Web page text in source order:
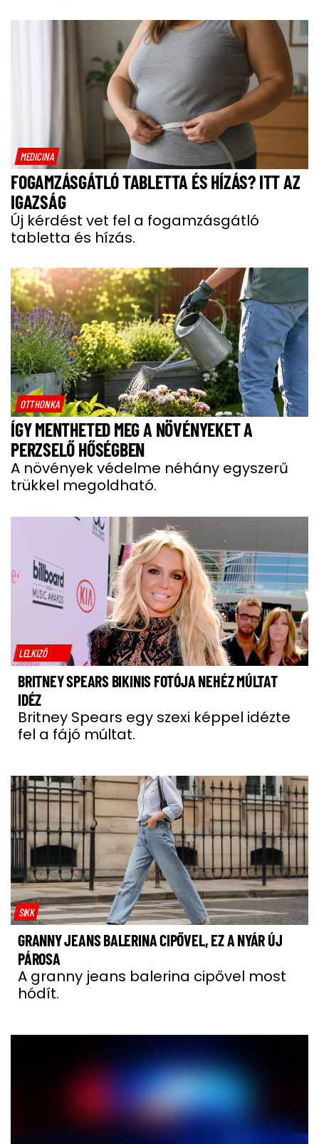
MEDICINA
FOGAMZÁSGÁTLÓ TABLETTA ÉS HÍZÁS? ITT AZ
IGAZSÁG
Új kérdést vet fel a fogamzásgátló
tabletta és hízás.
OTTHONKA
ÍGY MENTHETED MEG A NÖVÉNYEKET A
PERZSELŐ HŐSÉGBEN
A növények védelme néhány egyszerű
trükkel megoldható.
LELKIZŐ
BRITNEY SPEARS BIKINIS FOTÓJA NEHÉZ MÚLTAT
IDÉZ
Britney Spears egy szexi képpel idézte
fel a fájó múltat.
SIKK
GRANNY JEANS BALERINA CIPŐVEL, EZ A NYÁR ÚJ
PÁROSA
A granny jeans balerina cipővel most
hódít.